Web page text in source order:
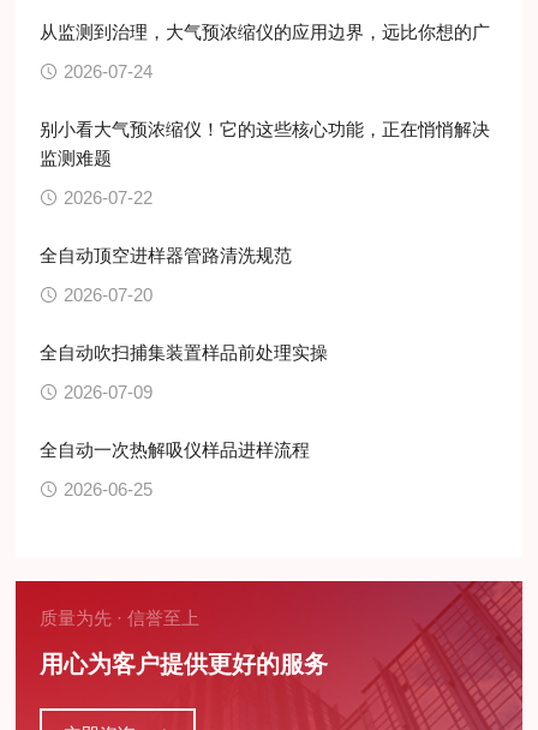
从监测到治理，大气预浓缩仪的应用边界，远比你想的广
2026-07-24
别小看大气预浓缩仪！它的这些核心功能，正在悄悄解决
监测难题
2026-07-22
全自动顶空进样器管路清洗规范
2026-07-20
全自动吹扫捕集装置样品前处理实操
2026-07-09
全自动一次热解吸仪样品进样流程
2026-06-25
质量为先 · 信誉至上
用心为客户提供更好的服务